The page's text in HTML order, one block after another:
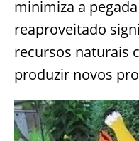
minimiza a
reaproveitado
recursos naturais
produzir novos